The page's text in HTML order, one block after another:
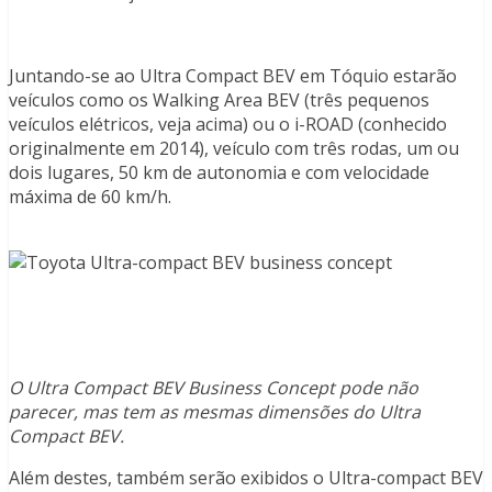
Juntando-se ao Ultra Compact BEV em Tóquio estarão
veículos como os Walking Area BEV (três pequenos
veículos elétricos, veja acima) ou o i-ROAD (conhecido
originalmente em 2014), veículo com três rodas, um ou
dois lugares, 50 km de autonomia e com velocidade
máxima de 60 km/h.
O Ultra Compact BEV Business Concept pode não
parecer, mas tem as mesmas dimensões do Ultra
Compact BEV.
Além destes, também serão exibidos o Ultra-compact BEV